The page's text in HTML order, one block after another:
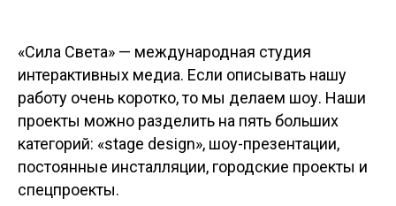
«Сила Cвета» — международная студия
интерактивных медиа. Если описывать нашу
работу очень коротко, то мы делаем шоу. Наши
проекты можно разделить на пять больших
категорий: «stage design», шоу-презентации,
постоянные инсталляции, городские проекты и
спецпроекты.